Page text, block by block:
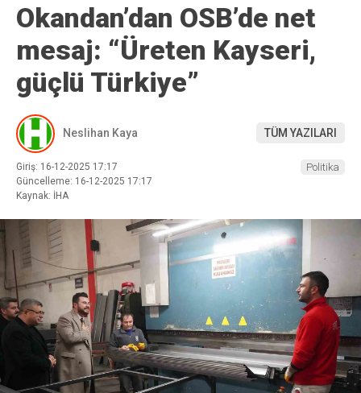
Okandan’dan OSB’de net
mesaj: “Üreten Kayseri,
güçlü Türkiye”
Neslihan Kaya TÜM YAZILARI
Giriş: 16-12-2025 17:17
Güncelleme: 16-12-2025 17:17
Kaynak: İHA
Politika